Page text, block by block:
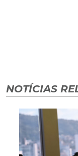
NOTÍCIAS